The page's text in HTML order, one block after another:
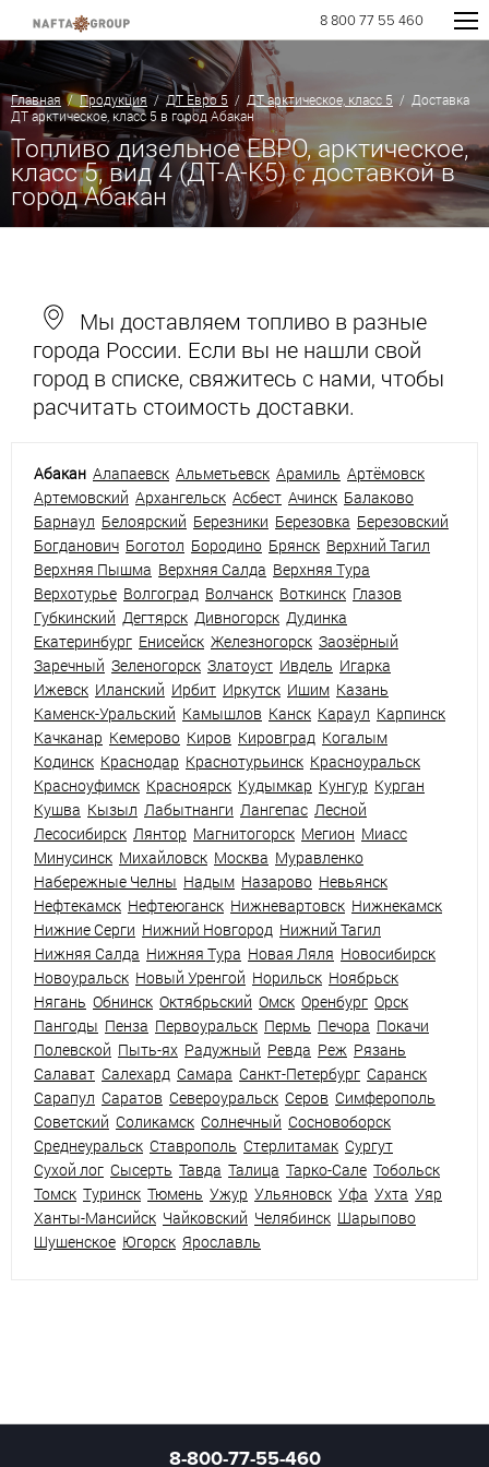
8 800 77 55 460
Главная/Продукция/ДТ Евро 5 / ДТ арктическое, класс 5 / Доставка
ДТ арктическое, класс 5 в город Абакан
Топливо дизельное ЕВРО, арктическое,
класс 5, вид 4 (ДТ-А-К5) с доставкой в
город Абакан
Мы доставляем топливо в разные
города России. Если вы не нашли свой
город в списке, свяжитесь с нами, чтобы
расчитать стоимость доставки.
Абакан Алапаевск Альметьевск Арамиль Артёмовск
Артемовский Архангельск Асбест Ачинск Балаково
Барнаул Белоярский Березники Березовка Березовский
Богданович Боготол Бородино Брянск Верхний Тагил
Верхняя Пышма Верхняя Салда Верхняя Тура
Верхотурье Волгоград Волчанск Воткинск Глазов
Губкинский Дегтярск Дивногорск Дудинка
Екатеринбург Енисейск Железногорск Заозёрный
Заречный Зеленогорск Златоуст Ивдель Игарка
Ижевск Иланский Ирбит Иркутск Ишим Казань
Каменск-Уральский Камышлов Канск Караул Карпинск
Качканар Кемерово Киров Кировград Когалым
Кодинск Краснодар Краснотурьинск Красноуральск
Красноуфимск Красноярск Кудымкар Кунгур Курган
Кушва Кызыл Лабытнанги Лангепас Лесной
Лесосибирск Лянтор Магнитогорск Мегион Миасс
Минусинск Михайловск Москва Муравленко
Набережные Челны Надым Назарово Невьянск
Нефтекамск Нефтеюганск Нижневартовск Нижнекамск
Нижние Серги Нижний Новгород Нижний Тагил
Нижняя Салда Нижняя Тура Новая Ляля Новосибирск
Новоуральск Новый Уренгой Норильск Ноябрьск
Нягань Обнинск Октябрьский Омск Оренбург Орск
Пангоды Пенза Первоуральск Пермь Печора Покачи
Полевской Пыть-ях Радужный Ревда Реж Рязань
Салават Салехард Самара Санкт-Петербург Саранск
Сарапул Саратов Североуральск Серов Симферополь
Советский Соликамск Солнечный Сосновоборск
Среднеуральск Ставрополь Стерлитамак Сургут
Сухой лог Сысерть Тавда Талица Тарко-Сале Тобольск
Томск Туринск Тюмень Ужур Ульяновск Уфа Ухта Уяр
Ханты-Мансийск Чайковский Челябинск Шарыпово
Шушенское Югорск Ярославль
8-800-77-55-460